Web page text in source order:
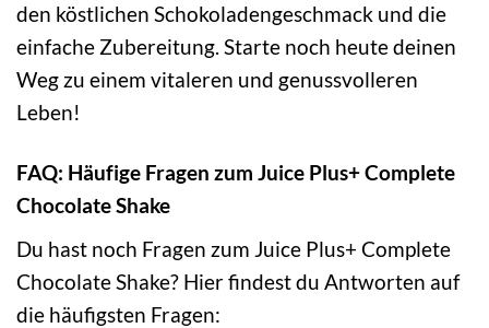
den köstlichen Schokoladengeschmack und die
einfache Zubereitung. Starte noch heute deinen
Weg zu einem vitaleren und genussvolleren
Leben!
FAQ: Häufige Fragen zum Juice Plus+ Complete
Chocolate Shake
Du hast noch Fragen zum Juice Plus+ Complete
Chocolate Shake? Hier findest du Antworten auf
die häufigsten Fragen: